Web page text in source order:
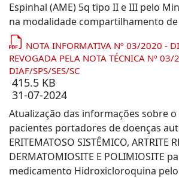
Espinhal (AME) 5q tipo II e III pelo
na modalidade compartilhamento
NOTA INFORMATIVA Nº 03/2020 -
REVOGADA PELA NOTA TÉCNICA Nº
DIAF/SPS/SES/SC
415.5 KB
31-07-2024
Atualização das informações sobre
pacientes portadores de doenças
ERITEMATOSO SISTÊMICO, ARTRITE
DERMATOMIOSITE E POLIMIOSITE
medicamento Hidroxicloroquina